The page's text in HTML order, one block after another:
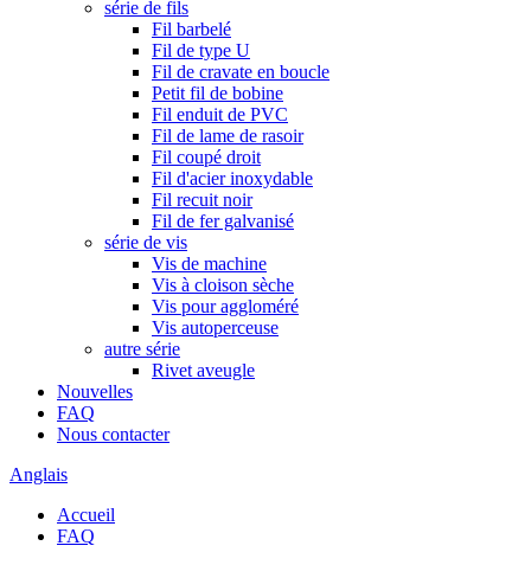
série de fils
Fil barbelé
Fil de type U
Fil de cravate en boucle
Petit fil de bobine
Fil enduit de PVC
Fil de lame de rasoir
Fil coupé droit
Fil d'acier inoxydable
Fil recuit noir
Fil de fer galvanisé
série de vis
Vis de machine
Vis à cloison sèche
Vis pour aggloméré
Vis autoperceuse
autre série
Rivet aveugle
Nouvelles
FAQ
Nous contacter
Anglais
Accueil
FAQ